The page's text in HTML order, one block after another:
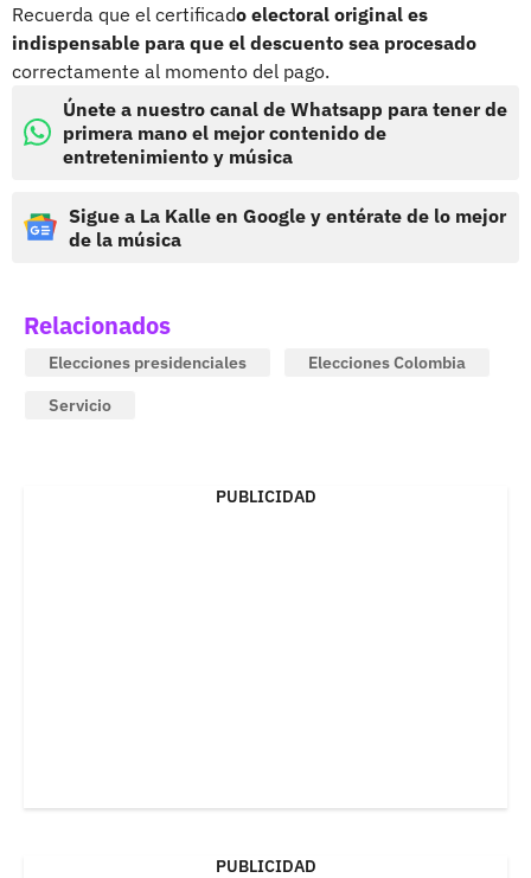
Recuerda que el certificado electoral original es
indispensable para que el descuento sea procesado
correctamente al momento del pago.
Únete a nuestro canal de Whatsapp para tener de
primera mano el mejor contenido de
entretenimiento y música
Sigue a La Kalle en Google y entérate de lo mejor
de la música
Relacionados
Elecciones presidenciales
Elecciones Colombia
Servicio
PUBLICIDAD
PUBLICIDAD